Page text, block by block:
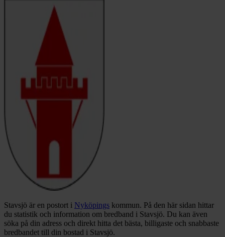
Stavsjö är en postort i Nyköpings kommun. På den här sidan hittar
du statistik och information om bredband i Stavsjö. Du kan även
söka på din adress och direkt hitta det bästa, billigaste och snabbaste
bredbandet till din bostad i Stavsjö.